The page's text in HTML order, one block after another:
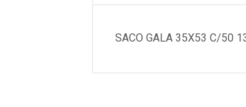
SACO GALA 35X53 C/50